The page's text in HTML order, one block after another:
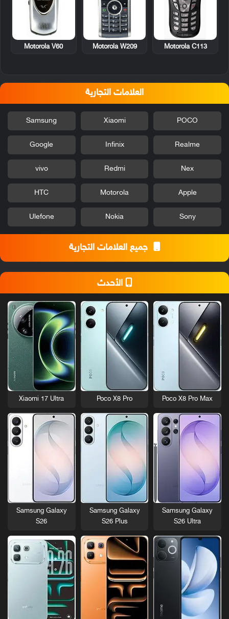
Motorola C113
Motorola W209
Motorola V60
العلامات التجارية
POCO
Xiaomi
Samsung
Realme
Infinix
Google
Nex
Redmi
vivo
Apple
Motorola
HTC
Sony
Nokia
Ulefone
جميع العلامات التجارية
الأحدث
Poco X8 Pro Max
Poco X8 Pro
Xiaomi 17 Ultra
Samsung Galaxy
S26 Ultra
Samsung Galaxy
S26 Plus
Samsung Galaxy
S26